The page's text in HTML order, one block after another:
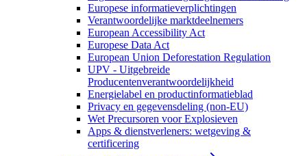
Europese informatieverplichtingen
Verantwoordelijke marktdeelnemers
European Accessibility Act
Europese Data Act
European Union Deforestation Regulation
UPV - Uitgebreide
Producentenverantwoordelijkheid
Energielabel en productinformatieblad
Privacy en gegevensdeling (non-EU)
Wet Precursoren voor Explosieven
Apps & dienstverleners: wetgeving &
certificering